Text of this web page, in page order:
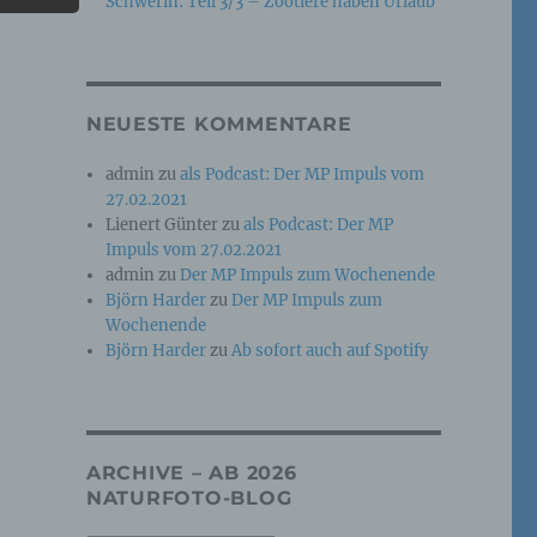
NEUESTE KOMMENTARE
admin zuals Podcast: Der MP Impuls vom
27.02.2021
Lienert Günterzuals Podcast: Der MP
Impuls vom 27.02.2021
admin zuDer MP Impuls zum Wochenende
Björn HarderzuDer MP Impuls zum
Wochenende
Björn HarderzuAb sofort auch auf Spotify
ARCHIVE – AB 2026
NATURFOTO-BLOG